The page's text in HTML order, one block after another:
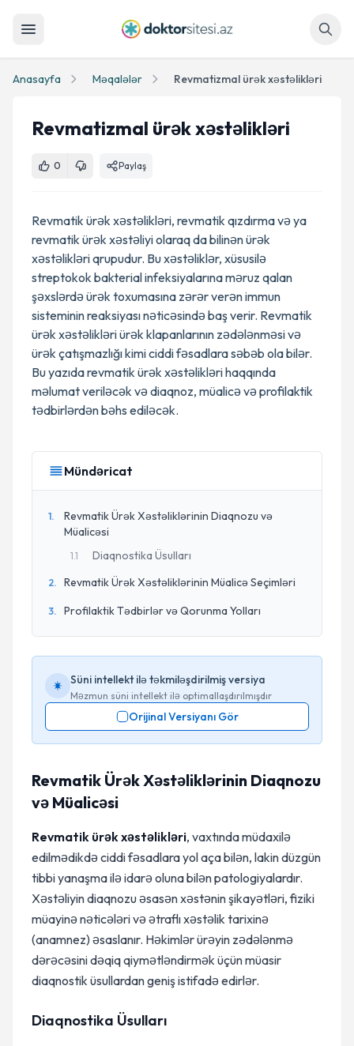
Anasayfa Məqalələr Revmatizmal ürək xəstəlikləri
Revmatizmal ürək xəstəlikləri
0 Paylaş
Revmatik ürək xəstəlikləri, revmatik qızdırma və ya
revmatik ürək xəstəliyi olaraq da bilinən ürək
xəstəlikləri qrupudur. Bu xəstəliklər, xüsusilə
streptokok bakterial infeksiyalarına məruz qalan
şəxslərdə ürək toxumasına zərər verən immun
sisteminin reaksiyası nəticəsində baş verir. Revmatik
ürək xəstəlikləri ürək klapanlarının zədələnməsi və
ürək çatışmazlığı kimi ciddi fəsadlara səbəb ola bilər.
Bu yazıda revmatik ürək xəstəlikləri haqqında
məlumat veriləcək və diaqnoz, müalicə və profilaktik
tədbirlərdən bəhs ediləcək.
Mündəricat
1.
Revmatik Ürək Xəstəliklərinin Diaqnozu və
Müalicəsi
1.1 Diaqnostika Üsulları
2. Revmatik Ürək Xəstəliklərinin Müalicə Seçimləri
3. Profilaktik Tədbirlər və Qorunma Yolları
Süni intellekt ilə təkmiləşdirilmiş versiya
Məzmun süni intellekt ilə optimallaşdırılmışdır
Orijinal Versiyanı Gör
Revmatik Ürək Xəstəliklərinin Diaqnozu
və Müalicəsi
Revmatik ürək xəstəlikləri, vaxtında müdaxilə
edilmədikdə ciddi fəsadlara yol aça bilən, lakin düzgün
tibbi yanaşma ilə idarə oluna bilən patologiyalardır.
Xəstəliyin diaqnozu əsasən xəstənin şikayətləri, fiziki
müayinə nəticələri və ətraflı xəstəlik tarixinə
(anamnez) əsaslanır. Həkimlər ürəyin zədələnmə
dərəcəsini dəqiq qiymətləndirmək üçün müasir
diaqnostik üsullardan geniş istifadə edirlər.
Diaqnostika Üsulları